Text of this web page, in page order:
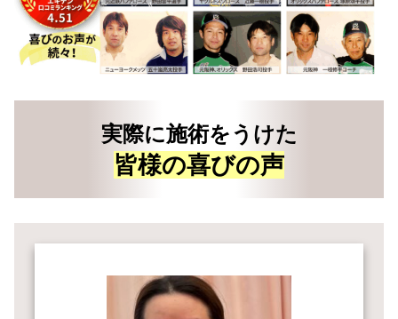
実際に施術をうけた
皆様の喜びの声